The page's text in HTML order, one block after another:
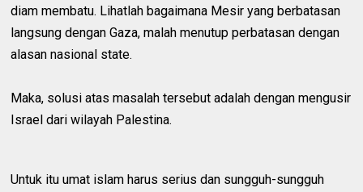
diam membatu. Lihatlah bagaimana Mesir yang berbatasan
langsung dengan Gaza, malah menutup perbatasan dengan
alasan nasional state.
Maka, solusi atas masalah tersebut adalah dengan mengusir
Israel dari wilayah Palestina.
Untuk itu umat islam harus serius dan sungguh-sungguh